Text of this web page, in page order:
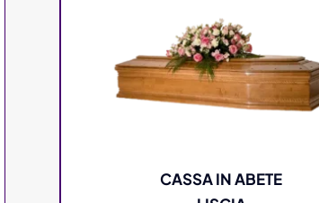
CASSA IN ABETE